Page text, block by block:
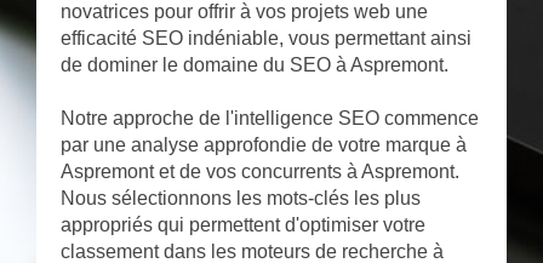
novatrices pour offrir à vos projets web une
efficacité SEO indéniable, vous permettant ainsi
de dominer le domaine du SEO à Aspremont.
Notre approche de l'intelligence SEO commence
par une analyse approfondie de votre marque à
Aspremont et de vos concurrents à Aspremont.
Nous sélectionnons les mots-clés les plus
appropriés qui permettent d'optimiser votre
classement dans les moteurs de recherche à